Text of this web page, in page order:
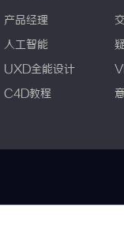
产品经理
人工智能
UXD全能设计
C4D教程